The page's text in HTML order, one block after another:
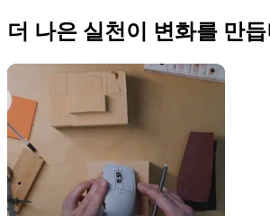
더 나은 실천이 변화를 만